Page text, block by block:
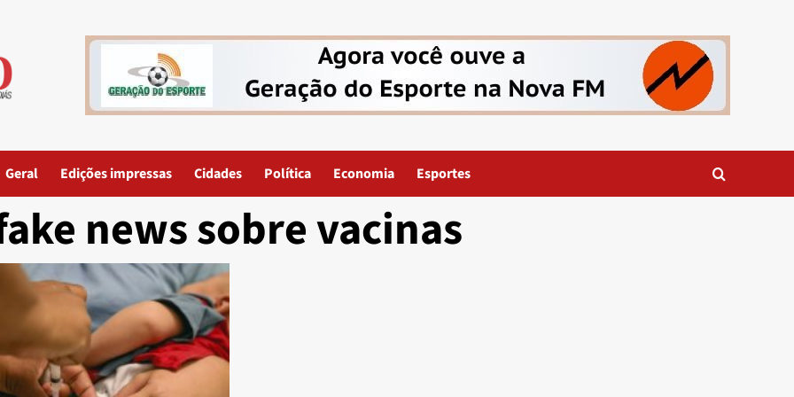
Geral Edições impressas Cidades Política Economia Esportes
news sobre vacinas